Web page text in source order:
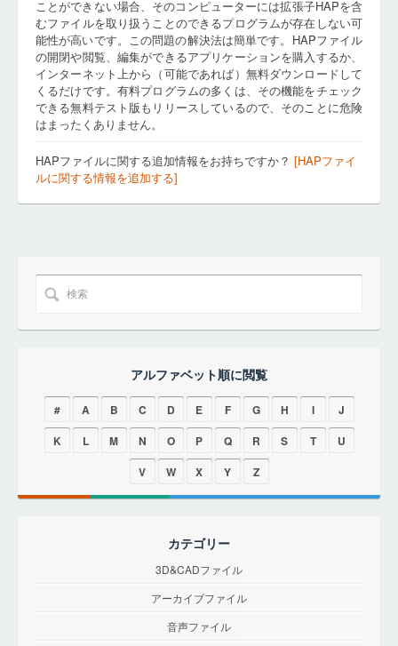
ことができない場合、そのコンピューターには拡張子HAPを含
むファイルを取り扱うことのできるプログラムが存在しない可
能性が高いです。この問題の解決法は簡単です。HAPファイル
の開閉や閲覧、編集ができるアプリケーションを購入するか、
インターネット上から（可能であれば）無料ダウンロードして
くるだけです。有料プログラムの多くは、その機能をチェック
できる無料テスト版もリリースしているので、そのことに危険
はまったくありません。
HAPファイルに関する追加情報をお持ちですか？ [HAPファイ
ルに関する情報を追加する]
アルファベット順に閲覧
# A B C D E F G H I
J
K
L M N O P Q R S T
U
V
W X Y Z
カテゴリー
3D&CADファイル
アーカイブファイル
音声ファイル